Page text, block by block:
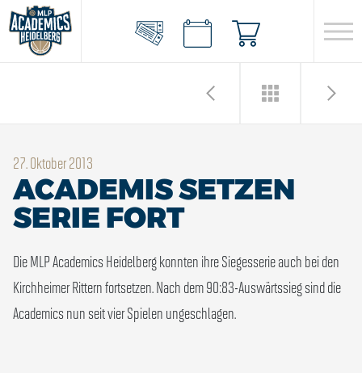
27. Oktober 2013
ACADEMIS SETZEN
SERIE FORT
Die MLP Academics Heidelberg konnten ihre Siegesserie auch bei den
Kirchheimer Rittern fortsetzen. Nach dem 90:83-Auswärtssieg sind die
Academics nun seit vier Spielen ungeschlagen.